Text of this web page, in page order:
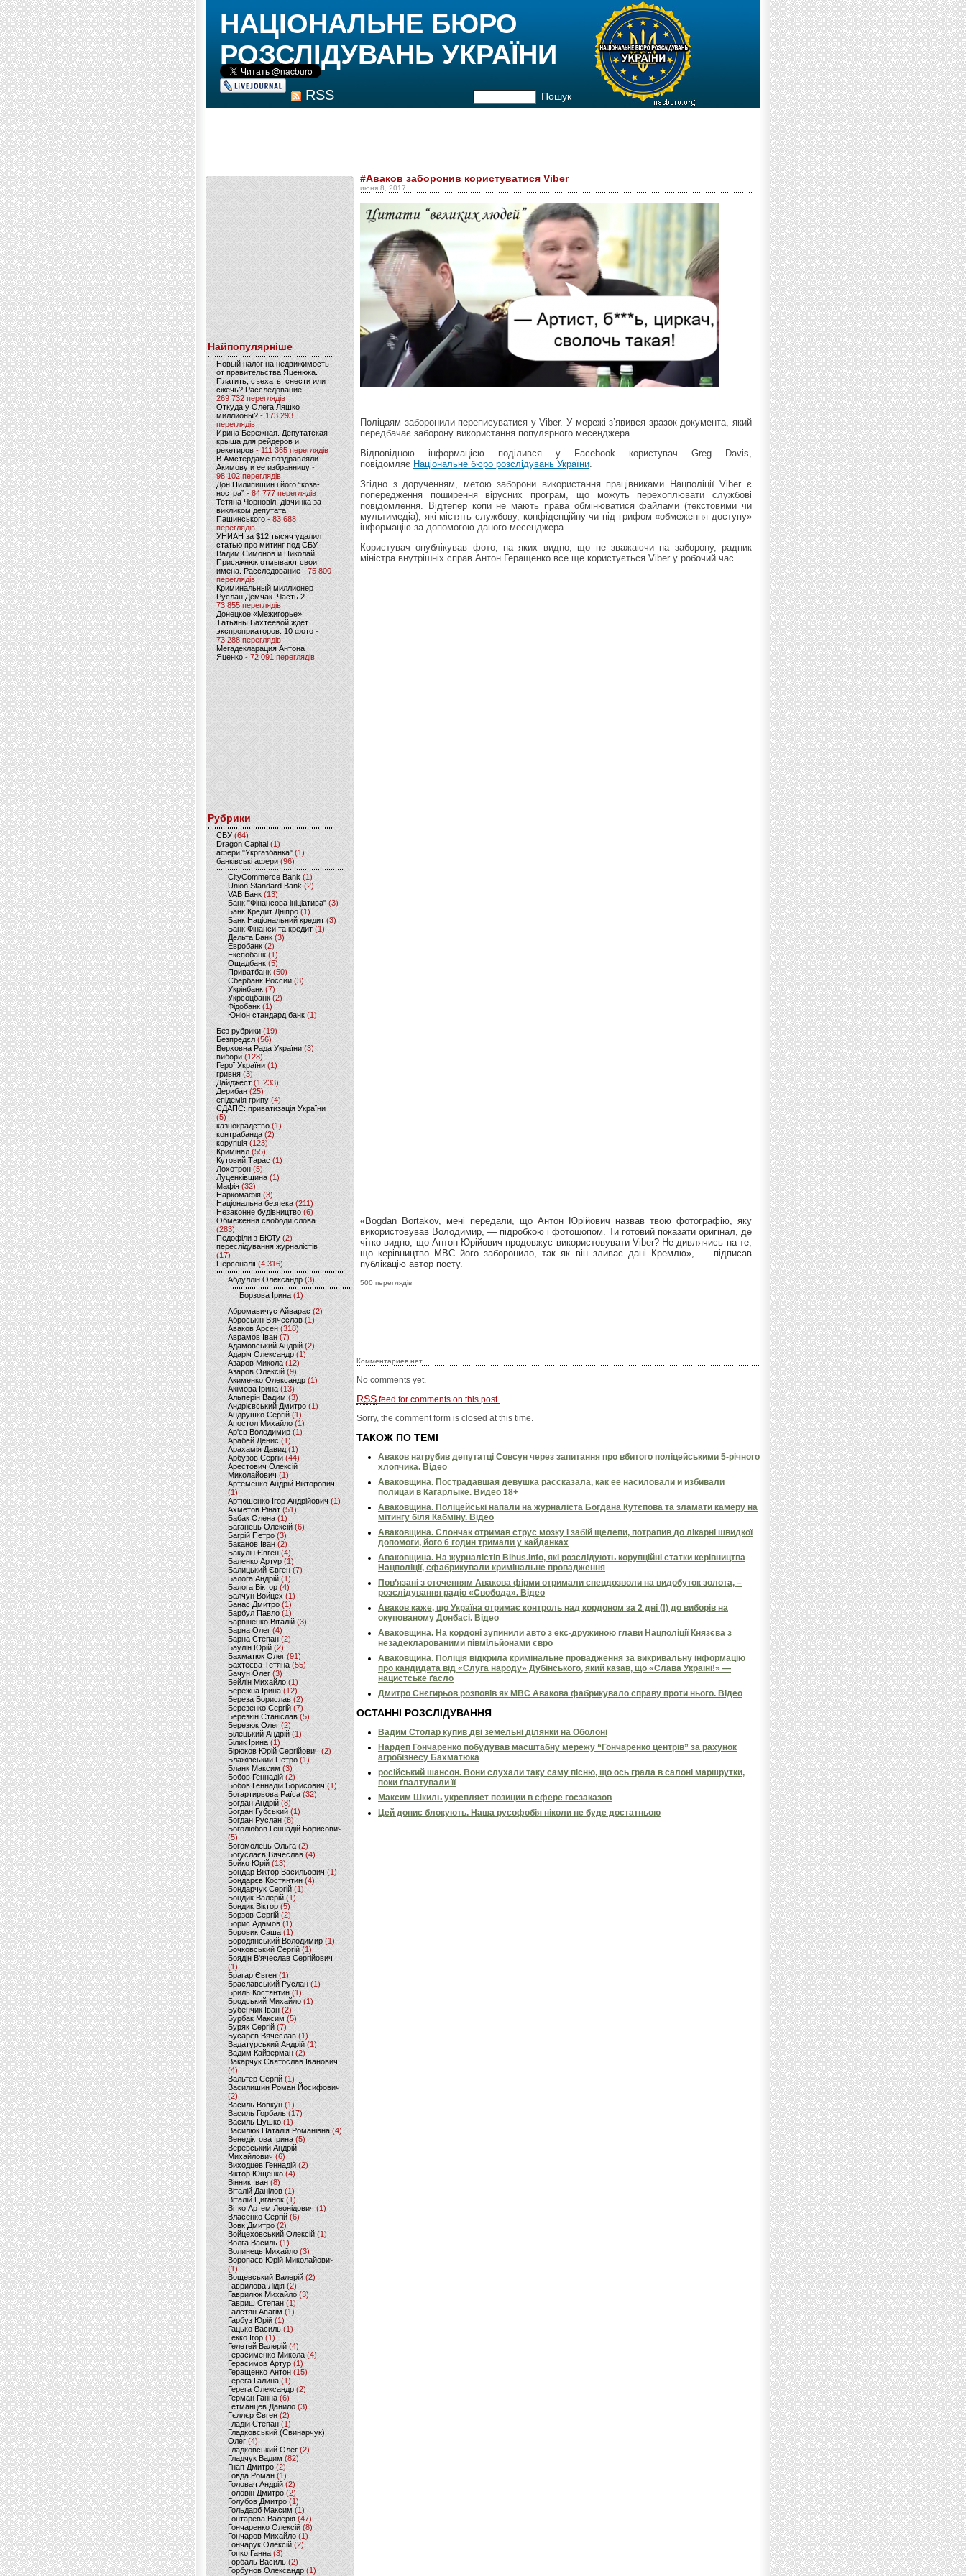
RSS Пошук
НАЦІОНАЛЬНЕ БЮРО
РОЗСЛІДУВАНЬ УКРАЇНИ
Найпопулярніше
Новый налог на недвижимость
от правительства Яценюка.
Платить, съехать, снести или
сжечь? Расследование-
269 732 переглядів
Откуда у Олега Ляшко
миллионы? - 173 293
переглядів
Ирина Бережная. Депутатская
крыша для рейдеров и
рекетиров - 111 365 переглядів
В Амстердаме поздравляли
Акимову и ее избранницу -
98 102 переглядів
Дон Пилипишин і його “коза-
ностра” - 84 777 переглядів
Тетяна Чорновіл: дівчинка за
викликом депутата
Пашинського- 83 688
переглядів
УНИАН за $12 тысяч удалил
статью про митинг под СБУ.
Вадим Симонов и Николай
Присяжнюк отмывают свои
имена. Расследование - 75 800
переглядів
Криминальный миллионер
Руслан Демчак. Часть 2-
73 855 переглядів
Донецкое «Межигорье»
Татьяны Бахтеевой ждет
экспроприаторов. 10 фото -
73 288 переглядів
Мегадекларация Антона
Яценко - 72 091 переглядів
Рубрики
CБУ (64)
Dragon Capital (1)
афери "Укргазбанка" (1)
банківські афери (96)
CityCommerce Bank (1)
Union Standard Bank (2)
VAB Банк (13)
Банк "Фінансова ініціатива" (3)
Банк Кредит Дніпро (1)
Банк Національний кредит (3)
Банк Фінанси та кредит (1)
Дельта Банк (3)
Евробанк(2)
Експобанк (1)
Ощадбанк(5)
Приватбанк (50)
Сбербанк России (3)
Укрінбанк(7)
Укрсоцбанк (2)
Фідобанк (1)
Юніон стандард банк(1)
Без рубрики (19)
Безпредєл(56)
Верховна Рада України (3)
вибори(128)
Герої України(1)
гривня (3)
Дайджест (1 233)
Дерибан (25)
епідемія грипу (4)
ЄДАПС: приватизація України
(5)
казнокрадство (1)
контрабанда (2)
корупція (123)
Кримінал (55)
Кутовий Тарас (1)
Лохотрон(5)
Луценківщина (1)
Мафія (32)
Наркомафія (3)
Національна безпека (211)
Незаконне будівництво(6)
Обмеження свободи слова
(283)
Педофіли з БЮТу (2)
переслідування журналістів
(17)
Персоналії (4 316)
Абдуллін Олександр (3)
Борзова Ірина(1)
Абромавичус Айварас (2)
Аброськін В’ячеслав(1)
Аваков Арсен (318)
Аврамов Іван (7)
Адамовський Андрій(2)
Адаріч Олександр (1)
Азаров Микола (12)
Азаров Олексій (9)
Акименко Олександр(1)
Акімова Ірина(13)
Альперін Вадим (3)
Андрієвський Дмитро(1)
Андрушко Сергій(1)
Апостол Михайло(1)
Ар'єв Володимир (1)
Арабей Денис(1)
Арахамія Давид (1)
Арбузов Сергій (44)
Арестович Олексій
Миколайович(1)
Артеменко Андрій Вікторович
(1)
Артюшенко Ігор Андрійович(1)
Ахметов Рінат(51)
Бабак Олена(1)
Баганець Олексій(6)
Багрій Петро (3)
Баканов Іван(2)
Бакулін Євген (4)
Баленко Артур(1)
Балицький Євген(7)
Балога Андрій (1)
Балога Віктор (4)
Балчун Войцех (1)
Банас Дмитро (1)
Барбул Павло(1)
Барвіненко Віталій(3)
Барна Олег (4)
Барна Степан (2)
Баулін Юрій (2)
Бахматюк Олег (91)
Бахтеєва Тетяна(55)
Бачун Олег (3)
Бейлін Михайло (1)
Бережна Ірина(12)
Береза Борислав(2)
Березенко Сергій (7)
Березкін Станіслав (5)
Березюк Олег(2)
Білецький Андрій (1)
Білик Ірина (1)
Бірюков Юрій Сергійович (2)
Блажівський Петро (1)
Бланк Максим(3)
Бобов Геннадій (2)
Бобов Геннадій Борисович (1)
Богартирьова Раїса (32)
Богдан Андрій(8)
Богдан Губський (1)
Богдан Руслан(8)
Боголюбов Геннадій Борисович
(5)
Богомолець Ольга (2)
Богуслаєв Вячеслав (4)
Бойко Юрій (13)
Бондар Віктор Васильович (1)
Бондарєв Костянтин (4)
Бондарчук Сергій(1)
Бондик Валерій (1)
Бондик Віктор(5)
Борзов Сергiй (2)
Борис Адамов(1)
Боровик Саша (1)
Бородянський Володимир (1)
Бочковський Сергій (1)
Боядін В'ячеслав Сергійович
(1)
Брагар Євген (1)
Браславський Руслан (1)
Бриль Костянтин (1)
Бродський Михайло (1)
Бубенчик Іван(2)
Бурбак Максим (5)
Буряк Сергій (7)
Бусарєв Вячеслав (1)
Вадатурський Андрій (1)
Вадим Кайзерман (2)
Вакарчук Святослав Іванович
(4)
Вальтер Сергій (1)
Василишин Роман Йосифович
(2)
Василь Вовкун (1)
Василь Горбаль (17)
Василь Цушко (1)
Василюк Наталія Романівна (4)
Венедіктова Ірина(5)
Веревський Андрій
Михайлович (6)
Виходцев Геннадій (2)
Віктор Ющенко (4)
Вінник Іван (8)
Віталій Данілов (1)
Віталій Циганок (1)
Вітко Артем Леонідович(1)
Власенко Сергій (6)
Вовк Дмитро(2)
Войцеховський Олексій(1)
Волга Василь (1)
Волинець Михайло (3)
Воропаєв Юрій Миколайович
(1)
Вощевський Валерій(2)
Гаврилова Лідія (2)
Гаврилюк Михайло (3)
Гавриш Степан (1)
Галстян Авагім (1)
Гарбуз Юрій (1)
Гацько Василь (1)
Гекко Ігор(1)
Гелетей Валерій (4)
Герасименко Микола (4)
Герасимов Артур (1)
Геращенко Антон(15)
Герега Галина (1)
Герега Олександр (2)
Герман Ганна (6)
Гетманцев Данило (3)
Гєллєр Євген (2)
Гладій Степан(1)
Гладковський (Свинарчук)
Олег (4)
Гладковський Олег (2)
Гладчук Вадим (82)
Гнап Дмитро (2)
Говда Роман(1)
Головач Андрій (2)
Головін Дмитро (2)
Голубов Дмитро (1)
Гольдарб Максим(1)
Гонтарева Валерія (47)
Гончаренко Олексій(8)
Гончаров Михайло (1)
Гончарук Олексій (2)
Гопко Ганна (3)
Горбаль Василь (2)
Горбунов Олександр (1)
#Аваков заборонив користуватися Viber
июня 8, 2017
Поліцаям заборонили переписуватися у Viber. У мережі з’явився зразок документа, який
передбачає заборону використання популярного месенджера.
Відповідною інформацією поділився у Facebook користувач Greg Davis,
повідомляє Національне бюро розслідувань України.
Згідно з дорученням, метою заборони використання працівниками Нацполіції Viber є
попередження поширення вірусних програм, що можуть перехоплювати службові
повідомлення. Відтепер копи не мають права обмінюватися файлами (текстовими чи
мультимедіа), які містять службову, конфіденційну чи під грифом «обмеження доступу»
інформацію за допомогою даного месенджера.
Користувач опублікував фото, на яких видно, що не зважаючи на заборону, радник
міністра внутрішніх справ Антон Геращенко все ще користується Viber у робочий час.
«Bogdan Bortakov, мені передали, що Антон Юрійович назвав твою фотографію, яку
використовував Володимир, — підробкою і фотошопом. Ти готовий показати оригінал, де
чітко видно, що Антон Юрійович продовжує використовувати Viber? Не дивлячись на те,
що керівництво МВС його заборонило, так як він зливає дані Кремлю», — підписав
публікацію автор посту.
500 переглядів
Комментариев нет
No comments yet.
RSS feed for comments on this post.
Sorry, the comment form is closed at this time.
ТАКОЖ ПО ТЕМІ
Аваков нагрубив депутатці Совсун через запитання про вбитого поліцейськими 5-річного
хлопчика. Відео
Аваковщина. Пострадавшая девушка рассказала, как ее насиловали и избивали
полицаи в Кагарлыке. Видео 18+
Аваковщина. Поліцейські напали на журналіста Богдана Кутєпова та зламати камеру на
мітингу біля Кабміну. Відео
Аваковщина. Слончак отримав струс мозку і забій щелепи, потрапив до лікарні швидкої
допомоги, його 6 годин тримали у кайданках
Аваковщина. На журналістів Bihus.Info, які розслідують корупційні статки керівництва
Нацполіції, сфабрикували кримінальне провадження
Пов’язані з оточенням Авакова фірми отримали спецдозволи на видобуток золота, –
розслідування радіо «Свобода». Відео
Аваков каже, що Україна отримає контроль над кордоном за 2 дні (!) до виборів на
окупованому Донбасі. Відео
Аваковщина. На кордоні зупинили авто з екс-дружиною глави Нацполіції Князєва з
незадекларованими півмільйонами євро
Аваковщина. Поліція відкрила кримінальне провадження за викривальну інформацію
про кандидата від «Слуга народу» Дубінського, який казав, що «Слава Україні!» —
нацистське ґасло
Дмитро Снєгирьов розповів як МВС Авакова фабрикувало справу проти нього. Відео
ОСТАННІ РОЗСЛІДУВАННЯ
Вадим Столар купив дві земельні ділянки на Оболоні
Нардеп Гончаренко побудував масштабну мережу “Гончаренко центрів” за рахунок
агробізнесу Бахматюка
російський шансон. Вони слухали таку саму пісню, що ось грала в салоні маршрутки,
поки ґвалтували її
Максим Шкиль укрепляет позиции в сфере госзаказов
Цей допис блокують. Наша русофобія ніколи не буде достатньою